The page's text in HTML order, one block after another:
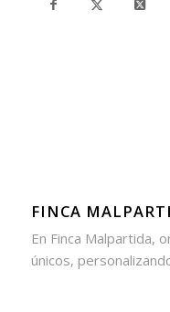
FINCA
En Finca Malpartida,
únicos,